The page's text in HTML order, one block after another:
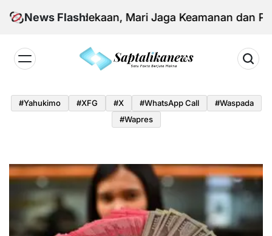
News Flash
Kemerdekaan, Mari Jaga Keamanan dan
#yahukimo #XFG #x #WhatsApp Call
#waspada
#Wapres